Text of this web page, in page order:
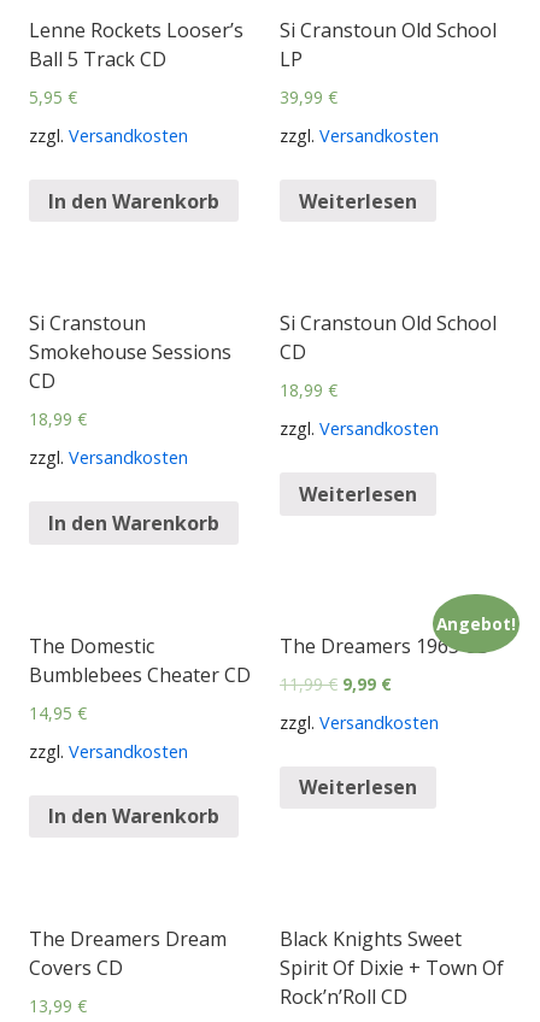
Lenne Rockets Looser’s
Ball 5 Track CD
5,95 €
zzgl. Versandkosten
In den Warenkorb
Si Cranstoun Old School
LP
39,99 €
zzgl. Versandkosten
Weiterlesen
Si Cranstoun
Smokehouse Sessions
CD
18,99 €
zzgl. Versandkosten
In den Warenkorb
Si Cranstoun Old School
CD
18,99 €
zzgl. Versandkosten
Weiterlesen
The Domestic
Bumblebees Cheater CD
14,95 €
zzgl. Versandkosten
In den Warenkorb
Angebot!
The Dreamers 1963 CD
11,99€ 9,99 €
zzgl. Versandkosten
Weiterlesen
The Dreamers Dream
Covers CD
13,99 €
Black Knights Sweet
Spirit Of Dixie + Town Of
Rock’n’Roll CD